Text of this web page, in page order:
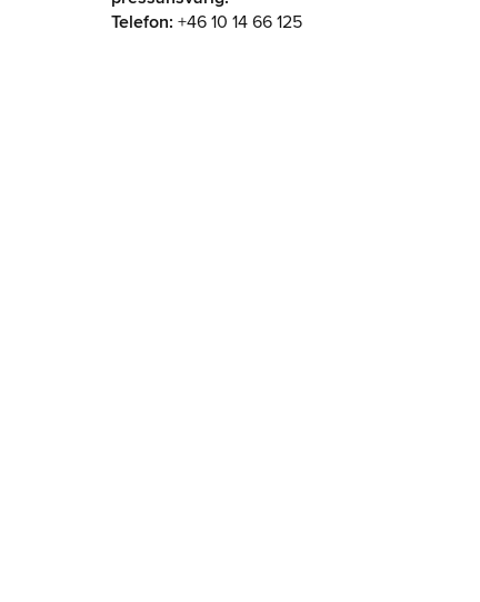
Telefon: +46 10 14 66 125